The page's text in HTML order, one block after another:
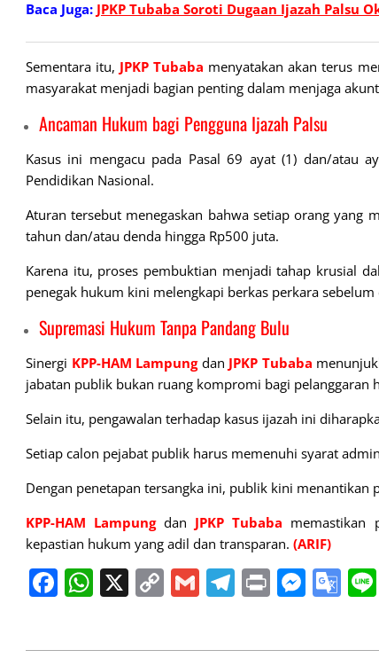
Baca Juga: JPKP Tubaba Soroti Dugaan Ijazah Palsu
Sementara itu, JPKP Tubaba menyatakan akan terus
masyarakat menjadi bagian penting dalam menjaga
Ancaman Hukum bagi Pengguna Ijazah Palsu
Kasus ini mengacu pada Pasal 69 ayat (1) dan/atau
Pendidikan Nasional.
Aturan tersebut menegaskan bahwa setiap orang yang
tahun dan/atau denda hingga Rp500 juta.
Karena itu, proses pembuktian menjadi tahap krusial
penegak hukum kini melengkapi berkas perkara
Supremasi Hukum Tanpa Pandang Bulu
Sinergi KPP-HAM Lampungdan JPKP Tubaba
jabatan publik bukan ruang kompromi bagi pelanggaran
Selain itu, pengawalan terhadap kasus ijazah ini
Setiap calon pejabat publik harus memenuhi syarat
Dengan penetapan tersangka ini, publik kini menantikan
KPP-HAM Lampungdan JPKP Tubaba memastikan
kepastian hukum yang adil dan transparan. (ARIF)
Facebook
WhatsApp
X CopyGmailTelegram
Print